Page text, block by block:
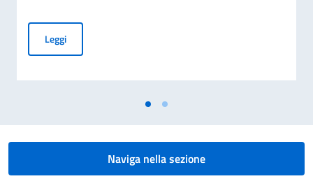
Leggi#AfricaDay Giornata dell'Africa
Naviga nella sezione